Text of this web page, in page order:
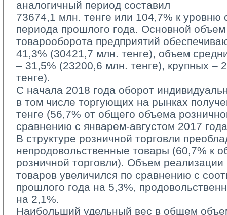
аналогичный период составил
73674,1 млн. тенге или 104,7% к уровню
периода прошлого года. Основной объем
товарооборота предприятий
41,3% (30421,7 млн. тенге), объем
– 31,5% (23200,6 млн. тенге), крупных –
тенге).
С начала 2018 года оборот
в том числе торгующих на рынках
тенге (56,7% от общего объема
сравнению с январем-августом 2017
В структуре розничной торговли
непродовольственные товары (60,7% к
розничной торговли). Объем
товаров увеличился по сравнению с
прошлого года на 5,3%,
на 2,1%.
Наибольший удельный вес в общем